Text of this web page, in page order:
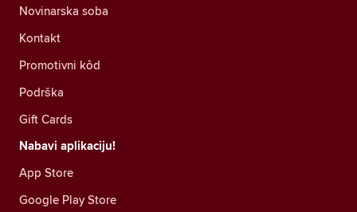
Novinarska soba
Kontakt
Promotivni kôd
Podrška
Gift Cards
Nabavi aplikaciju!
App Store
Google Play Store